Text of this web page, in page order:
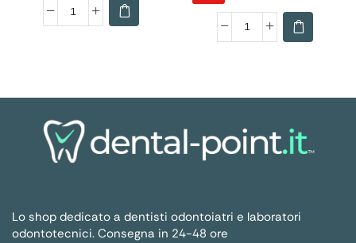
Lo shop dedicato a dentisti odontoiatri e laboratori
odontotecnici. Consegna in 24-48 ore